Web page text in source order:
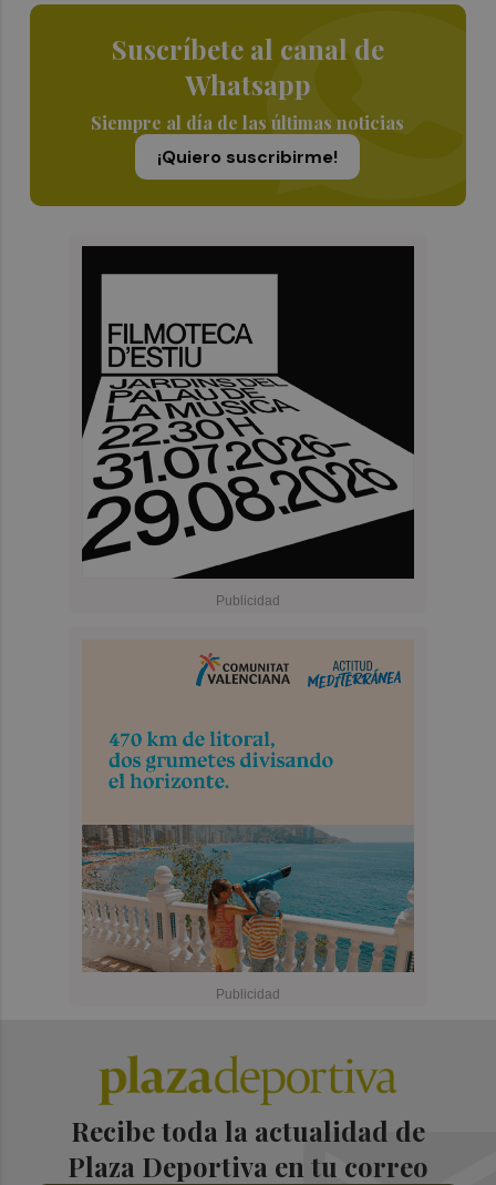
Suscríbete al canal de
Whatsapp
Siempre al día de las últimas noticias
¡Quiero suscribirme!
Recibe toda la actualidad de
Plaza Deportiva en tu correo